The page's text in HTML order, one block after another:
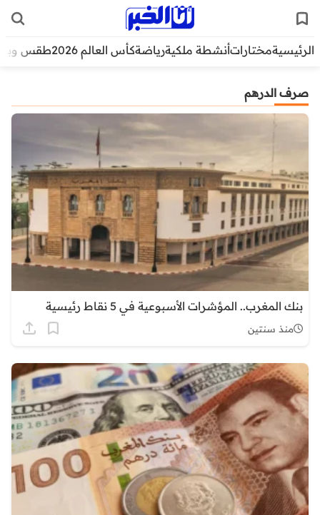
الرئيسيةمختاراتأنشطة ملكيةرياضةكأس العالم 2026 طقس
صرف الدرهم
بنك المغرب.. المؤشرات الأسبوعية في 5 نقاط رئيسية
منذ سنتين